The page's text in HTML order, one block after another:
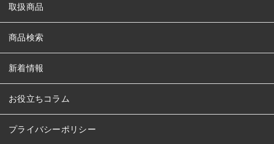
取扱商品
商品検索
新着情報
お役立ちコラム
プライバシーポリシー